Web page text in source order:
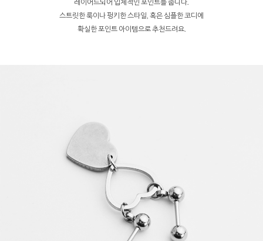
레이어드되어 입체적인 포인트를 줍니다.
스트릿한 룩이나 펑키한 스타일, 혹은 심플한 코디에
확실한 포인트 아이템으로 추천드려요.